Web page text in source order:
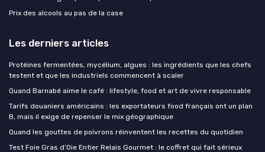
Prix des alcools au pas de la case
Les derniers articles
Protéines fermentées, mycélium, algues : les ingrédients que les chefs
testent et que les industriels commencent à scaler
Quand Barnabé aime le café : lifestyle, food et art de vivre responsable
Tarifs douaniers américains : les exportateurs food français ont un plan
B, mais il exige de repenser le mix géographique
Quand les gouttes de poivrons réinventent les recettes du quotidien
Test Foie Gras d’Oie Entier Relais Gourmet : le coffret qui fait sérieux